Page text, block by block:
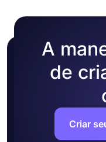
A
de
Criar